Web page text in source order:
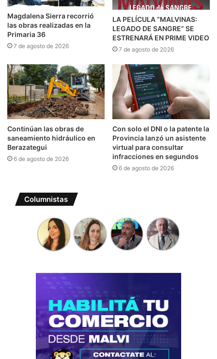
Magdalena Sierra recorrió
las obras realizadas en la
Primaria 36
7 de agosto de 2026
LA PELÍCULA “MALVINAS:
LEGADO DE SANGRE” SE
ESTRENARÁ EN PRIME VIDEO
7 de agosto de 2026
Continúan las obras de
saneamiento hidráulico en
Berazategui
6 de agosto de 2026
Con solo el DNI o la patente la
Provincia lanzó un asistente
virtual para consultar
infracciones en segundos
6 de agosto de 2026
Columnistas